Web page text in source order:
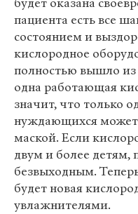
пациента есть все
состоянием и
кислородное
полностью вышло из
одна работающая
значит, что только
нуждающихся может
маской. Если
двум и более детям,
безвыходным.
будет новая
увлажнителями.